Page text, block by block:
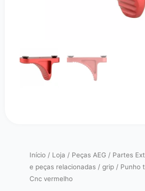
Início / Loja / Peças AEG / Partes
e peças relacionadas / grip / Punho
Cnc vermelho